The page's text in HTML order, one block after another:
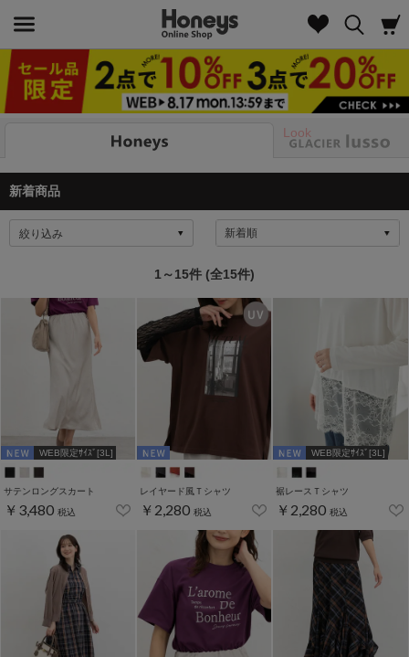
Look
新着商品
絞り込み
1～15件 (全15件)
WEB限定ｻｲｽﾞ[3L]
サテンロングスカート
￥3,480 税込
レイヤード風Ｔシャツ
￥2,280 税込
WEB限定ｻｲｽﾞ[3L]
裾レースＴシャツ
￥2,280 税込